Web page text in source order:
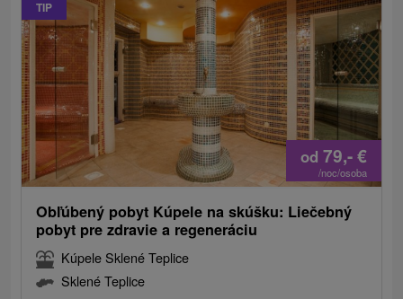
TIP
od 79,-€
/noc/osoba
Obľúbený pobyt Kúpele na skúšku: Liečebný
pobyt pre zdravie a regeneráciu
Kúpele Sklené Teplice
Sklené Teplice